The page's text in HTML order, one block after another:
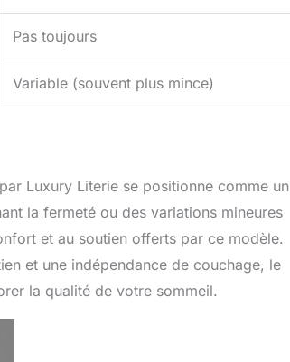
Pas toujours
Variable (souvent plus mince)
Luxury Literie se positionne comme un
la fermeté ou des variations mineures
et au soutien offerts par ce modèle.
et une indépendance de couchage, le
la qualité de votre sommeil.